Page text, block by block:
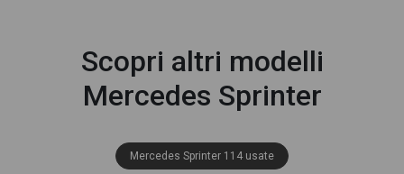
Scopri altri modelli
Mercedes Sprinter
Mercedes Sprinter 114 usate